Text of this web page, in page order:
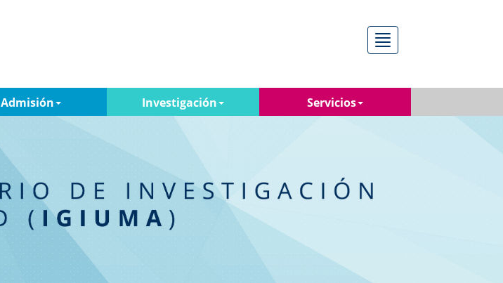
Menú
Admisión Investigación Servicios